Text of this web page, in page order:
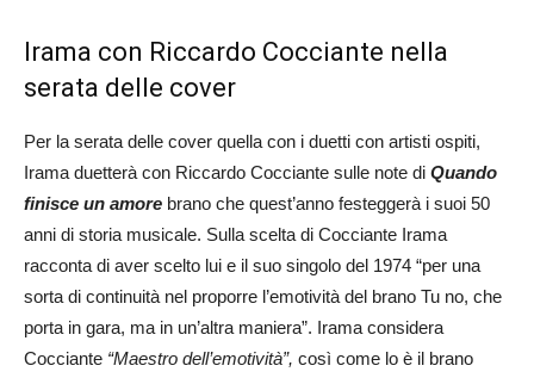
Irama con Riccardo Cocciante nella
serata delle cover
Per la serata delle cover quella con i duetti con artisti ospiti,
Irama duetterà con Riccardo Cocciante sulle note di Quando
finisce un amore brano che quest’anno festeggerà i suoi 50
anni di storia musicale. Sulla scelta di Cocciante Irama
racconta di aver scelto lui e il suo singolo del 1974 “per una
sorta di continuità nel proporre l’emotività del brano Tu no, che
porta in gara, ma in un’altra maniera”. Irama considera
Cocciante “Maestro dell’emotività”, così come lo è il brano